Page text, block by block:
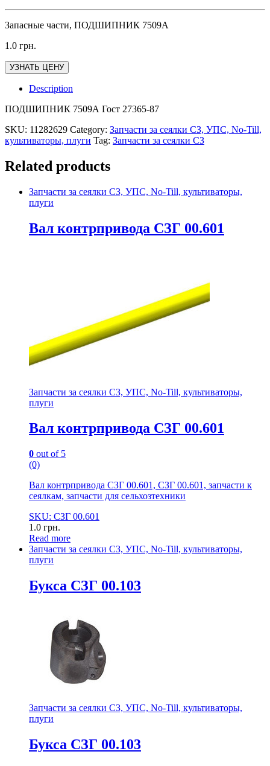
Запасные части, ПОДШИПНИК 7509А
1.0 грн.
УЗНАТЬ ЦЕНУ
Description
ПОДШИПНИК 7509А Гост 27365-87
SKU: 11282629 Category: Запчасти за сеялки СЗ, УПС, No-Till,
культиваторы, плуги Tag: Запчасти за сеялки СЗ
Related products
Запчасти за сеялки СЗ, УПС, No-Till, культиваторы,
плуги
Вал контрпривода СЗГ 00.601
Запчасти за сеялки СЗ, УПС, No-Till, культиваторы,
плуги
Вал контрпривода СЗГ 00.601
0 out of 5
(0)
Вал контрпривода СЗГ 00.601, СЗГ 00.601, запчасти к
сеялкам, запчасти для сельхозтехники
SKU: СЗГ 00.601
1.0 грн.
Read more
Запчасти за сеялки СЗ, УПС, No-Till, культиваторы,
плуги
Букса СЗГ 00.103
Запчасти за сеялки СЗ, УПС, No-Till, культиваторы,
плуги
Букса СЗГ 00.103